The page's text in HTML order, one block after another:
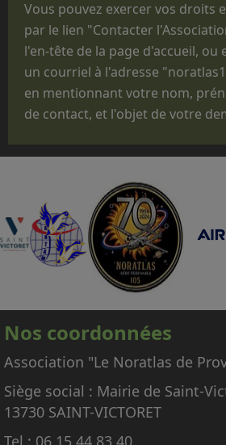
commémorations, des
"Journées Portes ouvertes",
familles, des baptêmes de
fêtes d'unité ou pour des
commandement.
Que le statut administratif
(CNRAC) ne nous permet
passagers autres que les
d'équipage adhérents à
nécessaires à la conduite et
œuvre de l'avion.
En conséquence, nous
pas pouvoir répondre aux
demandes d'embarquement
titre gracieux ou payant.
Vous pouvez exercer vos droits
par le lien "Contacter
l'en-tête de la page d'accueil, ou
un courriel à l'adresse
en mentionnant votre nom,
de contact, et l'objet de votre
Nos coordonnées
Association "Le Noratlas de
Siège social : Mairie de Saint-
13730 SAINT-VICTORET
Tel : 06 15 44 83 40